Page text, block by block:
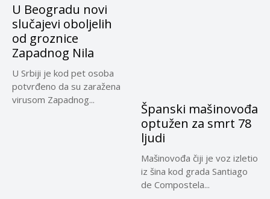
U Beogradu novi
slučajevi oboljelih
od groznice
Zapadnog Nila
U Srbiji je kod pet osoba
potvrđeno da su zaražena
virusom Zapadnog...
Španski mašinovođa
optužen za smrt 78
ljudi
Mašinovođa čiji je voz izletio
iz šina kod grada Santiago
de Compostela...